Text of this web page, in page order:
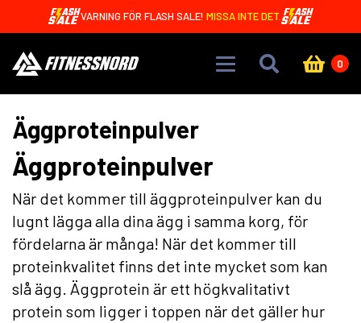
Skip to main contentVARNING FÖR FLASH SALE! MISSA INTE DET.
0
Äggproteinpulver
Äggproteinpulver
När det kommer till äggproteinpulver kan du
lugnt lägga alla dina ägg i samma korg, för
fördelarna är många! När det kommer till
proteinkvalitet finns det inte mycket som kan
slå ägg. Äggprotein är ett högkvalitativt
protein som ligger i toppen när det gäller hur